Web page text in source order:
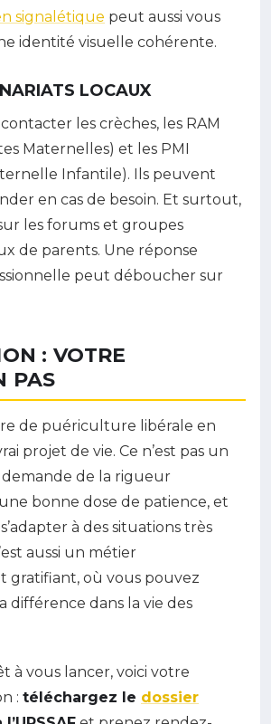
signalétique peut aussi vous
identité visuelle cohérente.
LOCAUX
contacter les crèches, les RAM
Maternelles) et les PMI
Infantile). Ils peuvent
en cas de besoin. Et surtout,
les forums et groupes
de parents. Une réponse
peut déboucher sur
: VOTRE
PAS
de puériculture libérale en
projet de vie. Ce n’est pas un
demande de la rigueur
bonne dose de patience, et
à des situations très
aussi un métier
gratifiant, où vous pouvez
différence dans la vie des
à vous lancer, voici votre
: téléchargez le dossier